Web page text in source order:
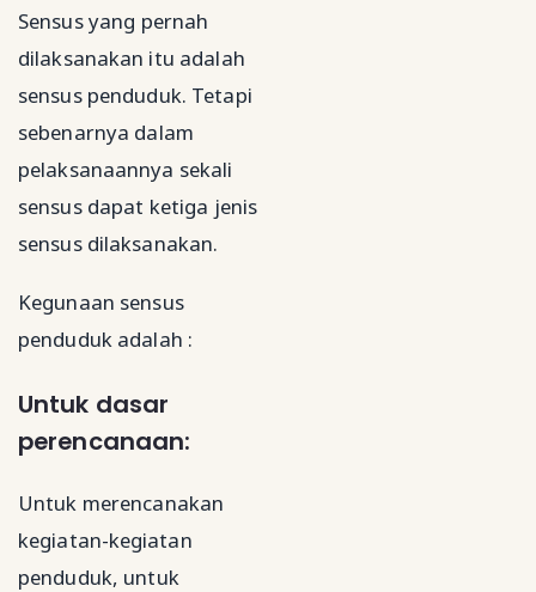
Sensus yang pernah
dilaksanakan itu adalah
sensus penduduk. Tetapi
sebenarnya dalam
pelaksanaannya sekali
sensus dapat ketiga jenis
sensus dilaksanakan.
Kegunaan sensus
penduduk adalah :
Untuk dasar
perencanaan:
Untuk merencanakan
kegiatan-kegiatan
penduduk, untuk